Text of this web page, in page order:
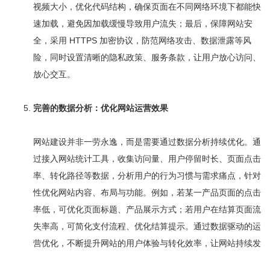
视频大小，优化代码结构，确保页面在不同网络环境下都能快
速加载，避免因加载缓慢导致用户流失；最后，保障网站安
全，采用 HTTPS 加密协议，防范网络攻击、数据泄露等风
险，同时设置清晰的隐私政策、服务条款，让用户放心访问、
放心交互。
完善的数据分析：优化网站运营效果
网站建设并非一劳永逸，而是需要通过数据分析持续优化。通
过接入网站统计工具，收集访问量、用户停留时长、页面点击
率、转化路径等数据，分析用户的行为习惯与需求痛点，针对
性优化网站内容、布局与功能。例如，若某一产品页面的点击
率低，可优化页面标题、产品展示方式；若用户在结算页面流
失率高，可简化支付流程、优化结算提示。通过数据驱动的运
营优化，不断提升网站的用户体验与转化效率，让网站持续发